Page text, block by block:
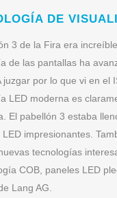
DE
3 de la Fira era
de las pantallas ha
juzgar por lo que vi en el
LED moderna es
El pabellón 3 estaba
LED impresionantes.
tecnologías
COB, paneles LED
Lang AG.